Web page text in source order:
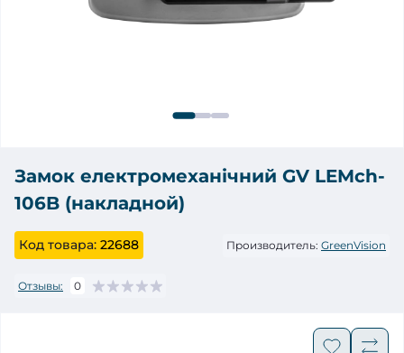
Замок електромеханічний GV LEMch-
106B (накладной)
Код товара: 22688 Производитель: GreenVision
Отзывы: 0